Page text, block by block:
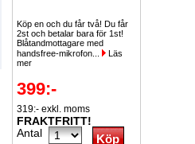
Köp en och du får två! Du får
2st och betalar bara för 1st!
Blåtandmottagare med
handsfree-mikrofon...
Läs
mer
399:-
319:- exkl. moms
FRAKTFRITT!
Antal